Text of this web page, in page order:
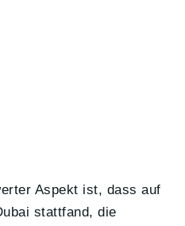
Aspekt ist, dass auf
stattfand, die